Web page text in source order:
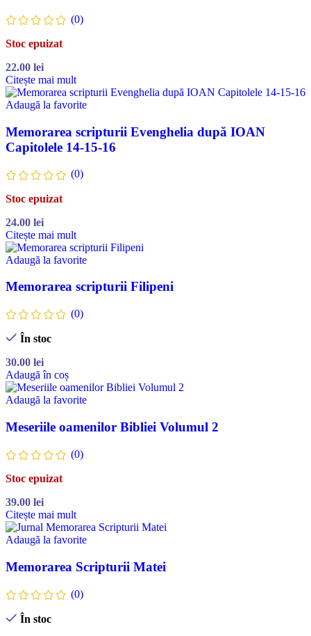
(0)
Stoc epuizat
22.00 lei
Citește mai mult
Adaugă la favorite
Memorarea scripturii Evenghelia după IOAN
Capitolele 14-15-16
(0)
Stoc epuizat
24.00 lei
Citește mai mult
Adaugă la favorite
Memorarea scripturii Filipeni
(0)
În stoc
30.00 lei
Adaugă în coș
Adaugă la favorite
Meseriile oamenilor Bibliei Volumul 2
(0)
Stoc epuizat
39.00 lei
Citește mai mult
Adaugă la favorite
Memorarea Scripturii Matei
(0)
În stoc